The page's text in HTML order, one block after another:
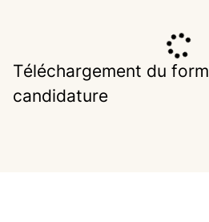
Téléchargement du
candidature